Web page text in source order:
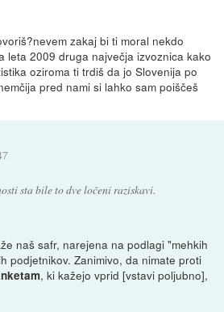
zakaj bi ti moral nekdo
leta 2009 druga največja izvoznica kako
oziroma ti trdiš da jo Slovenija po
pred nami si lahko sam poiščeš
sta bile to dve ločeni raziskavi.
naš safr, narejena na podlagi "mehkih
podjetnikov. Zanimivo, da nimate proti
, ki kažejo vprid [vstavi poljubno],